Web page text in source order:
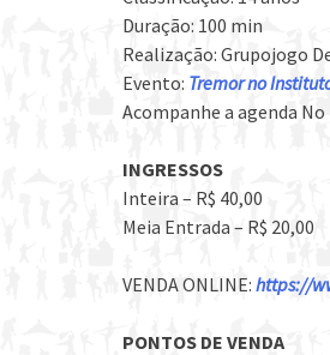
Duração: 100 min
Realização: Grupojogo
Evento: Tremor no
Acompanhe a agenda No
INGRESSOS
Inteira – R$ 40,00
Meia Entrada – R$ 20,00
VENDA ONLINE: https://
PONTOS DE VENDA